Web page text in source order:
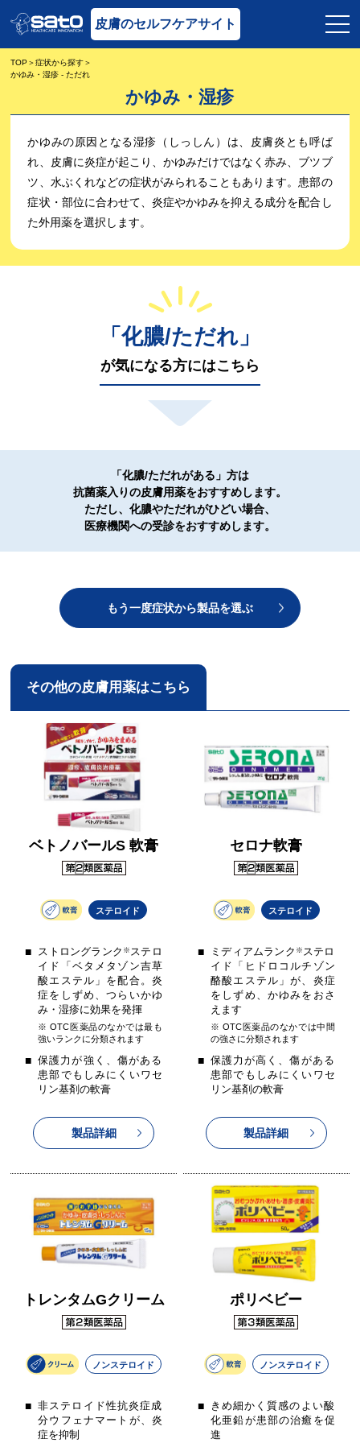
皮膚のセルフケアサイト
TOP
症状から探す
かゆみ・湿疹 - ただれ
かゆみ・湿疹
かゆみの原因となる湿疹（しっしん）は、皮膚炎とも呼ば
れ、皮膚に炎症が起こり、かゆみだけではなく赤み、ブツブ
ツ、水ぶくれなどの症状がみられることもあります。患部の
症状・部位に合わせて、炎症やかゆみを抑える成分を配合し
た外用薬を選択します。
「化膿/ただれ」
が気になる方にはこちら
「化膿/ただれがある」方は
抗菌薬入りの皮膚用薬をおすすめします。
ただし、化膿やただれがひどい場合、
医療機関への受診をおすすめします。
もう一度症状から製品を選ぶ
その他の皮膚用薬はこちら
ベトノバールS 軟膏
ステロイド
ストロングランク ※ ステロ
イド「ベタメタゾン吉草
酸エステル」を配合。炎
症をしずめ、つらいかゆ
み・湿疹に効果を発揮
※ OTC医薬品のなかでは最も
強いランクに分類されます
保護力が強く、傷がある
患部でもしみにくいワセ
リン基剤の軟膏
製品詳細
セロナ軟膏
ステロイド
ミディアムランク ※ ステロ
イド「ヒドロコルチゾン
酪酸エステル」が、炎症
をしずめ、かゆみをおさ
えます
※ OTC医薬品のなかでは中間
の強さに分類されます
保護力が高く、傷がある
患部でもしみにくいワセ
リン基剤の軟膏
製品詳細
トレンタムGクリーム
ノンステロイド
非ステロイド性抗炎症成
分ウフェナマートが、炎
症を抑制
ポリベビー
ノンステロイド
きめ細かく質感のよい酸
化亜鉛が患部の治癒を促
進